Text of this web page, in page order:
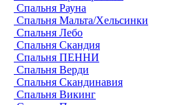
Спальня Рауна
Спальня Мальта/Хельсинки
Спальня Лебо
Спальня Скандия
Спальня ПЕННИ
Спальня Верди
Спальня Скандинавия
Спальня Викинг